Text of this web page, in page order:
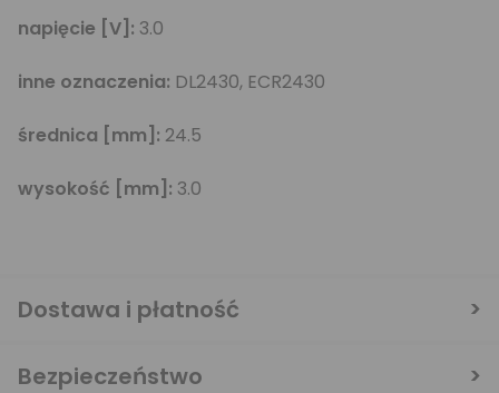
napięcie [V]: 3.0
inne oznaczenia: DL2430, ECR2430
średnica [mm]: 24.5
wysokość [mm]: 3.0
Dostawa i płatność
Bezpieczeństwo